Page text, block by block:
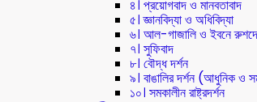
৪। প্রয়োগবাদ ও মানবতাবাদ
৫। জ্ঞানবিদ্যা ও অধিবিদ্যা
৬। আল-গাজালি ও ইবনে
৭। সুফিবাদ
৮। বৌদ্ধ দর্শন
৯। বাঙালির দর্শন (আধুনিক ও
১০। সমকালীন রাষ্ট্রদর্শন